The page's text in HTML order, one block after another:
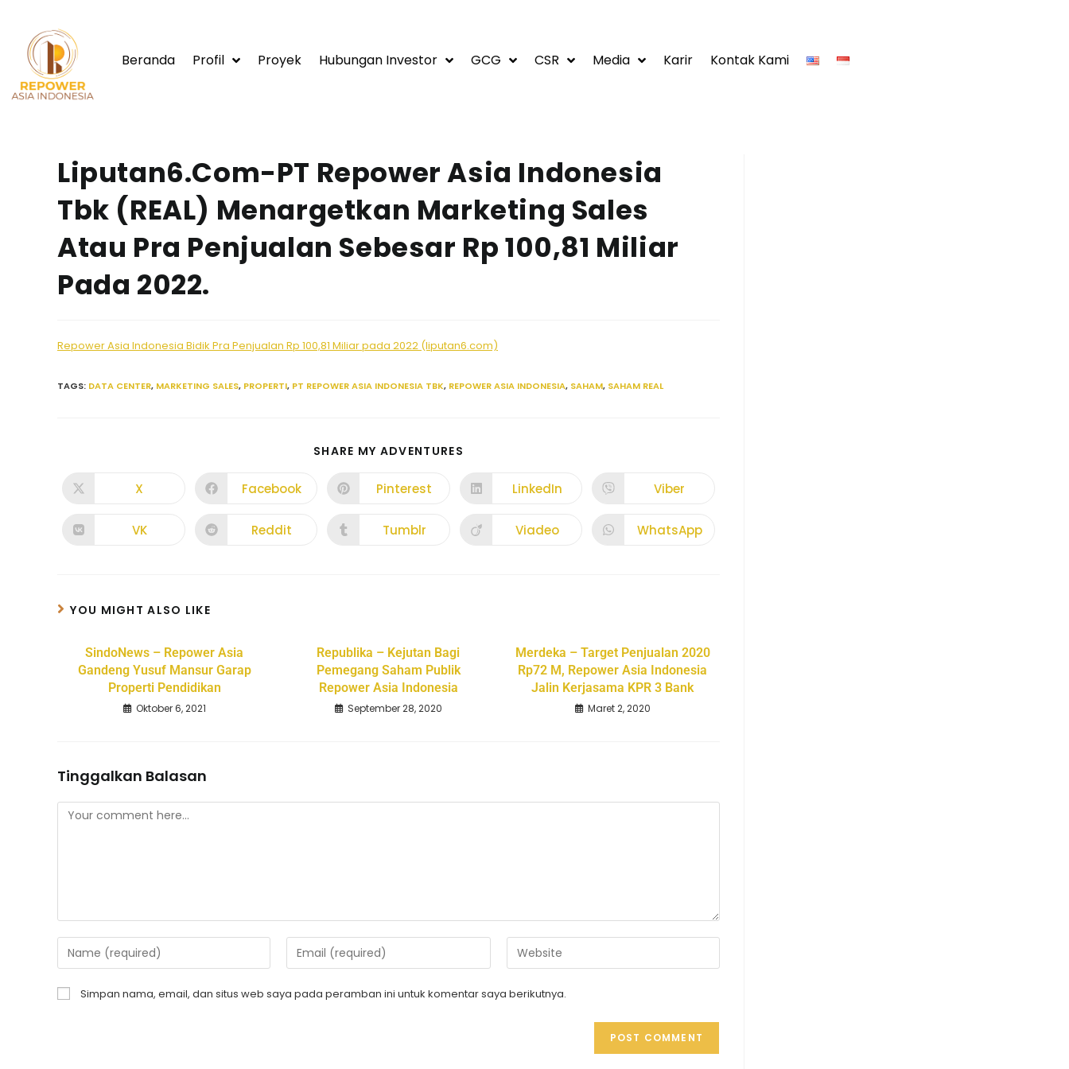
Beranda Profil Proyek Hubungan Investor GCG CSR Media Karir Kontak Kami
Liputan6.com-PT Repower Asia Indonesia
Tbk (REAL) Menargetkan Marketing Sales
Atau Pra Penjualan Sebesar Rp 100,81 Miliar
Pada 2022.
Repower Asia Indonesia Bidik Pra Penjualan Rp 100,81 Miliar pada 2022 (liputan6.com)
TAGS: DATA CENTER, MARKETING SALES, PROPERTI, PT REPOWER ASIA INDONESIA TBK, REPOWER ASIA INDONESIA, SAHAM, SAHAM REAL
SHARE MY ADVENTURES
X Facebook Pinterest LinkedIn Viber
VK Reddit Tumblr Viadeo WhatsApp
YOU MIGHT ALSO LIKE
SindoNews – Repower Asia
Gandeng Yusuf Mansur Garap
Properti Pendidikan
Oktober 6, 2021
Republika – Kejutan Bagi
Pemegang Saham Publik
Repower Asia Indonesia
September 28, 2020
Merdeka – Target Penjualan 2020
Rp72 M, Repower Asia Indonesia
Jalin Kerjasama KPR 3 Bank
Maret 2, 2020
Tinggalkan Balasan
Simpan nama, email, dan situs web saya pada peramban ini untuk komentar saya berikutnya.